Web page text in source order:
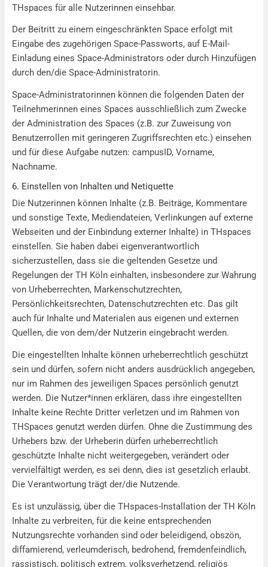
THspaces für alle Nutzerinnen einsehbar.
Der Beitritt zu einem eingeschränkten Space erfolgt mit
Eingabe des zugehörigen Space-Passworts, auf E-Mail-
Einladung eines Space-Administrators oder durch Hinzufügen
durch den/die Space-Administratorin.
Space-Administratorinnen können die folgenden Daten der
Teilnehmerinnen eines Spaces ausschließlich zum Zwecke
der Administration des Spaces (z.B. zur Zuweisung von
Benutzerrollen mit geringeren Zugriffsrechten etc.) einsehen
und für diese Aufgabe nutzen: campusID, Vorname,
Nachname.
6. Einstellen von Inhalten und Netiquette
Die Nutzerinnen können Inhalte (z.B. Beiträge, Kommentare
und sonstige Texte, Mediendateien, Verlinkungen auf externe
Webseiten und der Einbindung externer Inhalte) in THspaces
einstellen. Sie haben dabei eigenverantwortlich
sicherzustellen, dass sie die geltenden Gesetze und
Regelungen der TH Köln einhalten, insbesondere zur Wahrung
von Urheberrechten, Markenschutzrechten,
Persönlichkeitsrechten, Datenschutzrechten etc. Das gilt
auch für Inhalte und Materialen aus eigenen und externen
Quellen, die von dem/der Nutzerin eingebracht werden.
Die eingestellten Inhalte können urheberrechtlich geschützt
sein und dürfen, sofern nicht anders ausdrücklich angegeben,
nur im Rahmen des jeweiligen Spaces persönlich genutzt
werden. Die Nutzer*innen erklären, dass ihre eingestellten
Inhalte keine Rechte Dritter verletzen und im Rahmen von
THSpaces genutzt werden dürfen. Ohne die Zustimmung des
Urhebers bzw. der Urheberin dürfen urheberrechtlich
geschützte Inhalte nicht weitergegeben, verändert oder
vervielfältigt werden, es sei denn, dies ist gesetzlich erlaubt.
Die Verantwortung trägt der/die Nutzende.
Es ist unzulässig, über die THspaces-Installation der TH Köln
Inhalte zu verbreiten, für die keine entsprechenden
Nutzungsrechte vorhanden sind oder beleidigend, obszön,
diffamierend, verleumderisch, bedrohend, fremdenfeindlich,
rassistisch, politisch extrem, volksverhetzend, religiös